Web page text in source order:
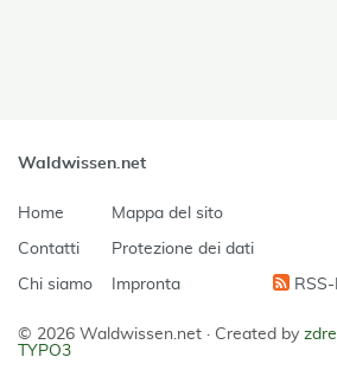
Waldwissen.net
Home
Contatti
Chi siamo
Mappa del sito
Protezione dei dati
Impronta
© 2026 Waldwissen.net · Created by
TYPO3